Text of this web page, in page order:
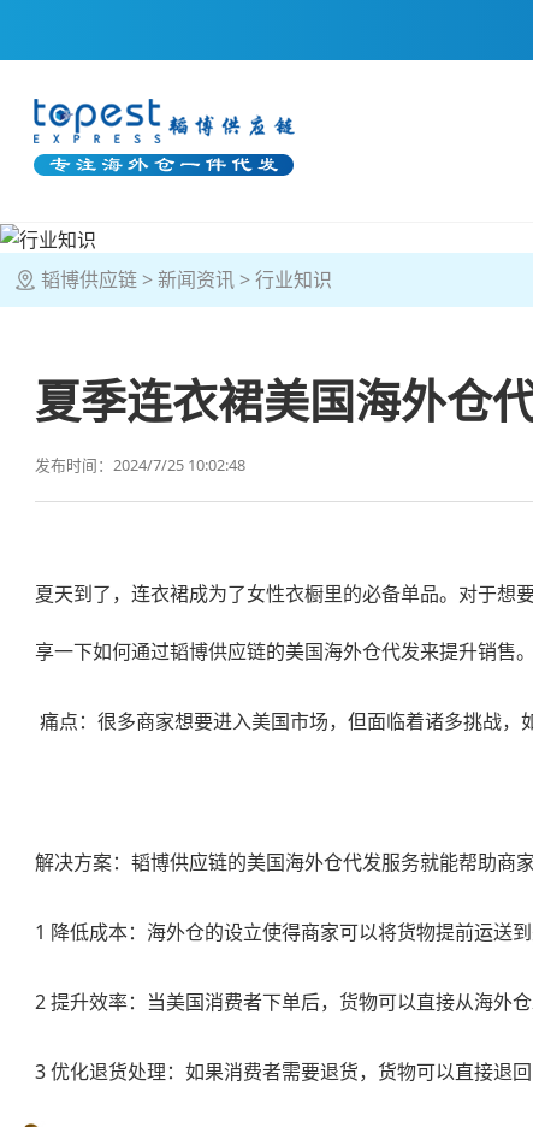
韬博供应链 新闻资讯 行业知识
夏季连衣裙美国海外仓
发布时间：2024/7/25 10:02:48
夏天到了，连衣裙成为了女性衣橱里的必备单品。对于想
享一下如何通过韬博供应链的美国海外仓代发来提升销售。
痛点：很多商家想要进入美国市场，但面临着诸多挑战，
解决方案：韬博供应链的美国海外仓代发服务就能帮助商
1 降低成本：海外仓的设立使得商家可以将货物提前运送
2 提升效率：当美国消费者下单后，货物可以直接从海外
3 优化退货处理：如果消费者需要退货，货物可以直接退